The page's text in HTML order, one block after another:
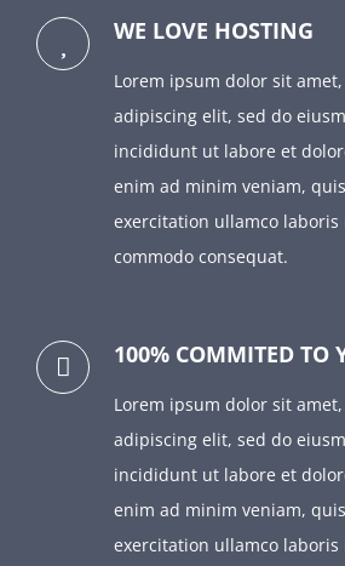
WE LOVE HOSTING
Lorem ipsum dolor sit
adipiscing elit, sed do
incididunt ut labore et
enim ad minim veniam,
exercitation ullamco
commodo consequat.
100% COMMITED TO
Lorem ipsum dolor sit
adipiscing elit, sed do
incididunt ut labore et
enim ad minim veniam,
exercitation ullamco